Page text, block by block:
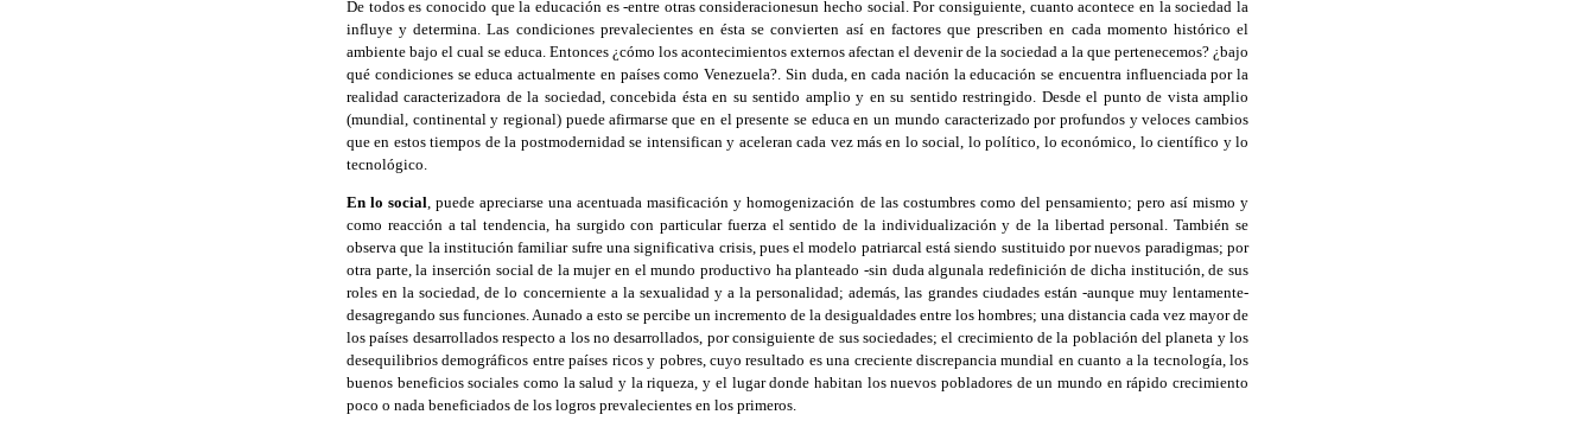
De todos es conocido que la educación es -entre otras consideracionesun hecho social. Por consiguiente, cuanto acontece en la sociedad la
influye y determina. Las condiciones prevalecientes en ésta se convierten así en factores que prescriben en cada momento histórico el
ambiente bajo el cual se educa. Entonces ¿cómo los acontecimientos externos afectan el devenir de la sociedad a la que pertenecemos? ¿bajo
qué condiciones se educa actualmente en países como Venezuela?. Sin duda, en cada nación la educación se encuentra influenciada por la
realidad caracterizadora de la sociedad, concebida ésta en su sentido amplio y en su sentido restringido. Desde el punto de vista amplio
(mundial, continental y regional) puede afirmarse que en el presente se educa en un mundo caracterizado por profundos y veloces cambios
que en estos tiempos de la postmodernidad se intensifican y aceleran cada vez más en lo social, lo político, lo económico, lo científico y lo
tecnológico.
En lo social, puede apreciarse una acentuada masificación y homogenización de las costumbres como del pensamiento; pero así mismo y
como reacción a tal tendencia, ha surgido con particular fuerza el sentido de la individualización y de la libertad personal. También se
observa que la institución familiar sufre una significativa crisis, pues el modelo patriarcal está siendo sustituido por nuevos paradigmas; por
otra parte, la inserción social de la mujer en el mundo productivo ha planteado -sin duda algunala redefinición de dicha institución, de sus
roles en la sociedad, de lo concerniente a la sexualidad y a la personalidad; además, las grandes ciudades están -aunque muy lentamente-
desagregando sus funciones. Aunado a esto se percibe un incremento de la desigualdades entre los hombres; una distancia cada vez mayor de
los países desarrollados respecto a los no desarrollados, por consiguiente de sus sociedades; el crecimiento de la población del planeta y los
desequilibrios demográficos entre países ricos y pobres, cuyo resultado es una creciente discrepancia mundial en cuanto a la tecnología, los
buenos beneficios sociales como la salud y la riqueza, y el lugar donde habitan los nuevos pobladores de un mundo en rápido crecimiento
poco o nada beneficiados de los logros prevalecientes en los primeros.